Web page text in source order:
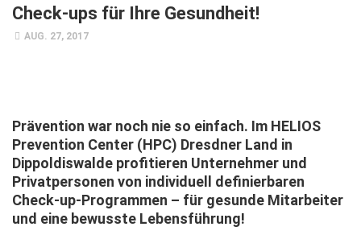
Forschung
Herz & Kreislauf
Special
Wirtschaft, Recht, Finanzen
Zahn, Mund, Kiefer
Forum Gesundheit
Check-ups für Ihre Gesundheit!
AUG. 27, 2017
Prävention war noch nie so einfach. Im HELIOS
Prevention Center (HPC) Dresdner Land in
Dippoldiswalde profitieren Unternehmer und
Privatpersonen von individuell definierbaren
Check-up-Programmen – für gesunde Mitarbeiter
und eine bewusste Lebensführung!